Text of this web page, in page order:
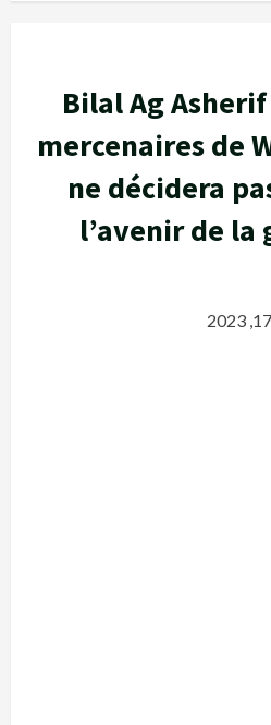
Bilal Ag
mercenaires de
ne décidera
l’avenir de la